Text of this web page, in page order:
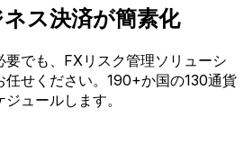
ス決済が簡素化
要でも、FXリスク管理ソリューシ
任せください。190+か国の130通貨
ュールします。